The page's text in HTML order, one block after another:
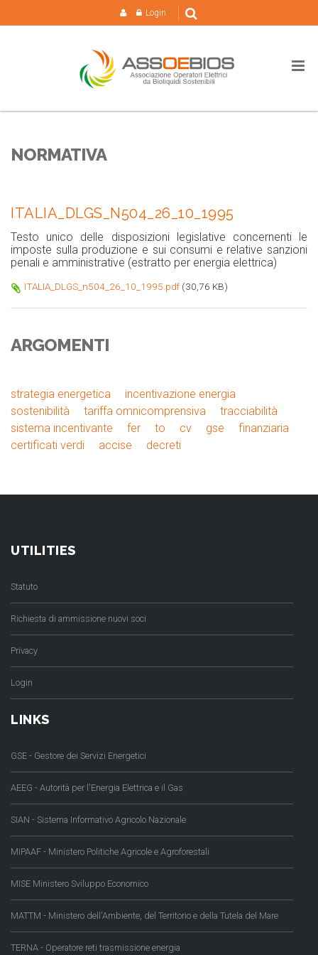
Login
NORMATIVA
ITALIA_DLGS_N504_26_10_1995
Testo unico delle disposizioni legislative concernenti le
imposte sulla produzione e sui consumi e relative sanzioni
penali e amministrative (estratto per energia elettrica)
ITALIA_DLGS_n504_26_10_1995.pdf (30,76 KB)
ARGOMENTI
strategia energetica
incentivazione energia
sostenibilità
tariffa omnicomprensiva
tracciabilità
sistema incentivante
fer to cv gse
finanziaria
certificati verdi
accise decreti
UTILITIES
Statuto
Richiesta di ammissione nuovi soci
Privacy
Login
LINKS
GSE - Gestore dei Servizi Energetici
AEEG - Autorità per l'Energia Elettrica e il Gas
SIAN - Sistema Informativo Agricolo Nazionale
MIPAAF - Ministero Politiche Agricole e Agroforestali
MISE Ministero Sviluppo Economico
MATTM - Ministero dell'Ambiente, del Territorio e della Tutela del Mare
TERNA - Operatore reti trasmissione energia